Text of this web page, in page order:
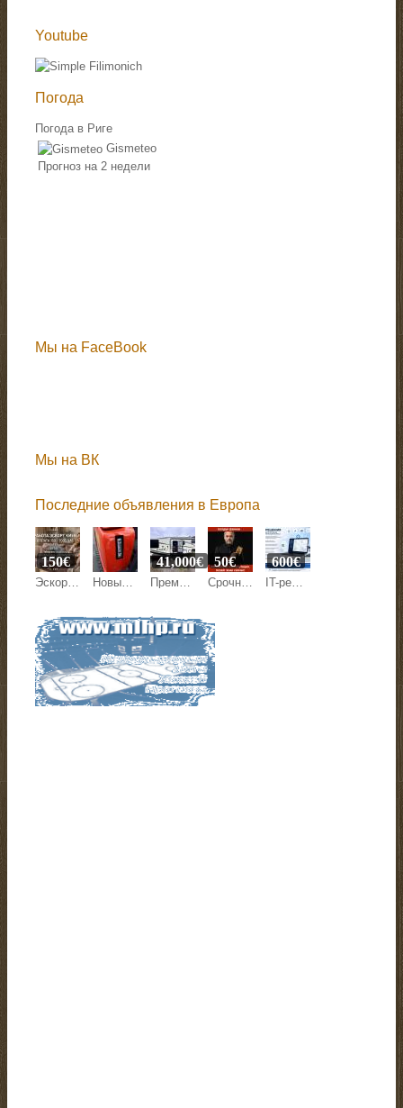
Youtube
Погода
Погода в Риге
Gismeteo
Прогноз на 2 недели
Мы на FaceBook
Мы на ВК
Последние объявления в Европа
Эскорт работа Киев, Кишинев, Варшава, Берлин, Париж.
150€
Новый мини-экскаватор QL-18 ECO, 1,8 т — цена договорная Премиальный жилой модуль 28 м² — готовый дом-дача, гостевой дом или юнит для глэмпинга
41,000€
Срочная помощь мага США. Я устраню ваши проблемы за 1 сеанс!
50€
IT-решения для автоматизации и оптимизации бизнеса
600€